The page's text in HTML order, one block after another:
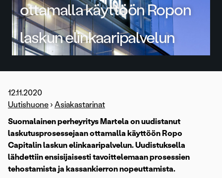
ottamalla käyttöön Ropon
laskun elinkaaripalvelun
12.11.2020
Uutishuone › Asiakastarinat
Suomalainen perheyritys Martela on uudistanut
laskutusprosessejaan ottamalla käyttöön Ropo
Capitalin laskun elinkaaripalvelun. Uudistuksella
lähdettiin ensisijaisesti tavoittelemaan prosessien
tehostamista ja kassankierron nopeuttamista.